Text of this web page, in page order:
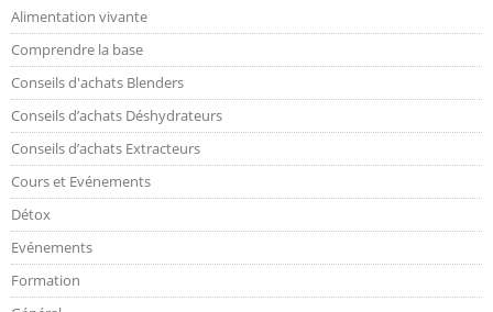
Alimentation vivante
Comprendre la base
Conseils d'achats Blenders
Conseils d’achats Déshydrateurs
Conseils d’achats Extracteurs
Cours et Evénements
Détox
Evénements
Formation